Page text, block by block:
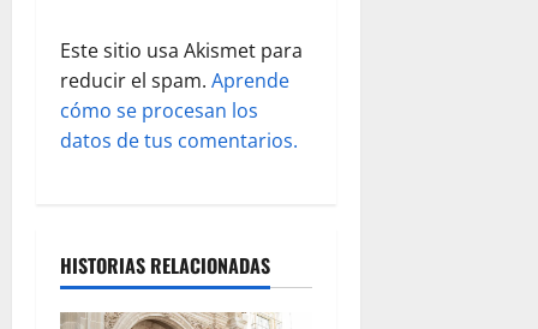
a
d
a
Este sitio usa Akismet para
reducir el spam. Aprende
cómo se procesan los
datos de tus comentarios.
HISTORIAS RELACIONADAS